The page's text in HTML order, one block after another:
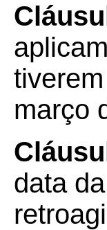
março
data